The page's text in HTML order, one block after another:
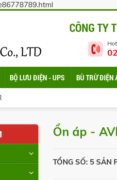
CÔNG TY
BỘ LƯU ĐIỆN - UPS BÙ TRỪ ĐIỆN
Ổn áp -
TỔNG SỐ: 5 SẢN